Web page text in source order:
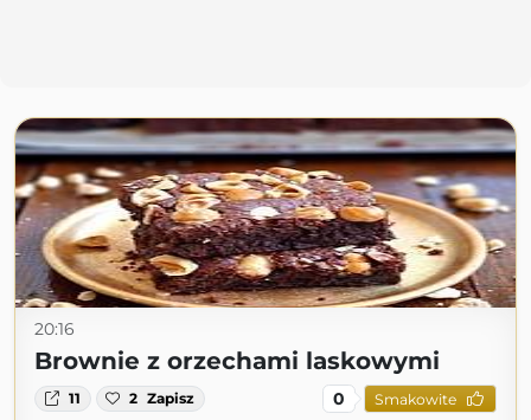
20:16
Brownie z orzechami laskowymi
11 2 Zapisz 0 Smakowite